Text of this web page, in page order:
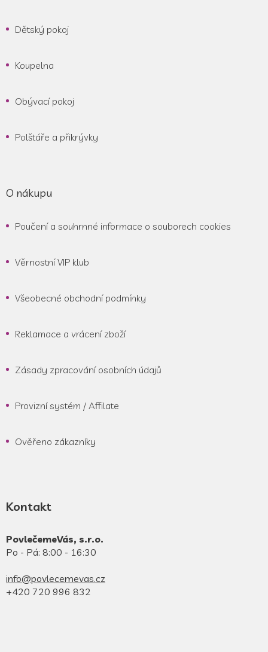
Dětský pokoj
Koupelna
Obývací pokoj
Polštáře a přikrývky
O nákupu
Poučení a souhrnné informace o souborech cookies
Věrnostní VIP klub
Všeobecné obchodní podmínky
Reklamace a vrácení zboží
Zásady zpracování osobních údajů
Provizní systém / Affilate
Ověřeno zákazníky
Kontakt
PovlečemeVás, s.r.o.
Po - Pá: 8:00 - 16:30
info@povlecemevas.cz
+420 720 996 832